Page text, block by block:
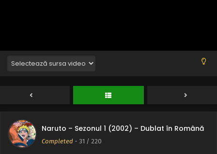
Naruto – Sezonul 1 (2002) – Dublat în Română
Completed - 31 / 220
Privitul interzis
Eps 35 - Secretul hărții: Privitul interzis - 25 July, 2025
Naruto – Sezonul 1 Episodul 34 – Teama lui
Akamaru: Cruda forță a lui Gaara
Naruto – Sezonul 1 Episodul 33 – Lupta în